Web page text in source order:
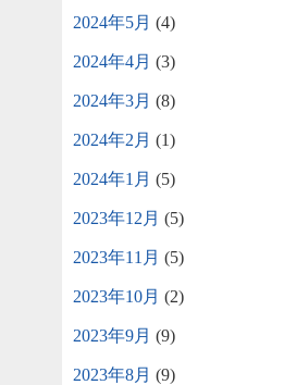
2024年5月 (4)
2024年4月 (3)
2024年3月 (8)
2024年2月 (1)
2024年1月 (5)
2023年12月 (5)
2023年11月 (5)
2023年10月 (2)
2023年9月 (9)
2023年8月 (9)